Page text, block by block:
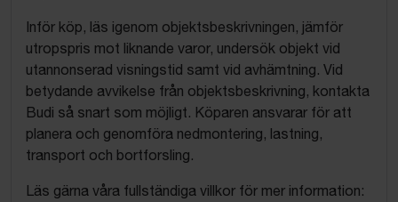
Inför köp, läs igenom objektsbeskrivningen, jämför
utropspris mot liknande varor, undersök objekt vid
utannonserad visningstid samt vid avhämtning. Vid
betydande avvikelse från objektsbeskrivning, kontakta
Budi så snart som möjligt. Köparen ansvarar för att
planera och genomföra nedmontering, lastning,
transport och bortforsling.
Läs gärna våra fullständiga villkor för mer information: